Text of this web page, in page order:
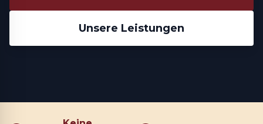
Unsere Leistungen